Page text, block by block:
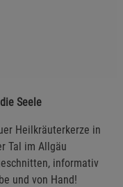
Seele
Heilkräuterkerze in
Tal im Allgäu
informativ
und von Hand!